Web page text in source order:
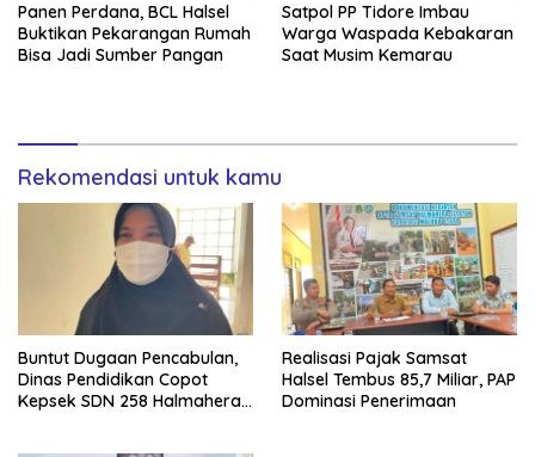
Panen Perdana, BCL Halsel
Buktikan Pekarangan Rumah
Bisa Jadi Sumber Pangan
Satpol PP Tidore Imbau
Warga Waspada Kebakaran
Saat Musim Kemarau
Rekomendasi untuk kamu
Buntut Dugaan Pencabulan,
Dinas Pendidikan Copot
Kepsek SDN 258 Halmahera
Realisasi Pajak Samsat
Halsel Tembus 85,7 Miliar, PAP
Dominasi Penerimaan